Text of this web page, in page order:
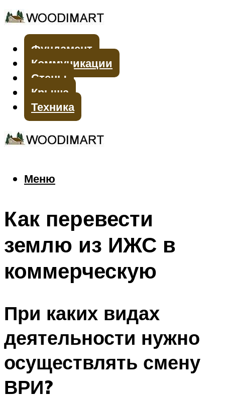
Фундамент
Коммуникации
Стены
Крыша
Техника
Меню
Меню
Как перевести
землю из ИЖС в
коммерческую
При каких видах
деятельности нужно
осуществлять смену
ВРИ?